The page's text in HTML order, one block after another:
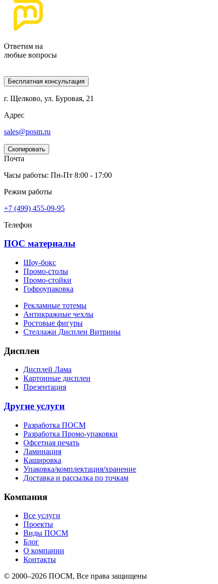
Ответим на
любые вопросы
Бесплатная консультация
г. Щелково, ул. Буровая, 21
Адрес
sales@posm.ru
Скопировать
Почта
Часы работы: Пн-Пт 8:00 - 17:00
Режим работы
+7 (499) 455-09-95
Телефон
ПОС материалы
Шоу-бокс
Промо-столы
Промо-стойки
Гофроупаковка
Рекламные тотемы
Антикражные чехлы
Ростовые фигуры
Стеллажи Дисплеи Витрины
Дисплеи
Дисплей Лама
Картонные дисплеи
Презентация
Другие услуги
Разработка ПОСМ
Разработка Промо-упаковки
Офсетная печать
Ламинация
Кашировка
Упаковка/комплектация/хранение
Доставка и рассылка по точкам
Компания
Все услуги
Проекты
Виды ПОСМ
Блог
О компании
Контакты
© 2000–2026 ПОСМ, Все права защищены